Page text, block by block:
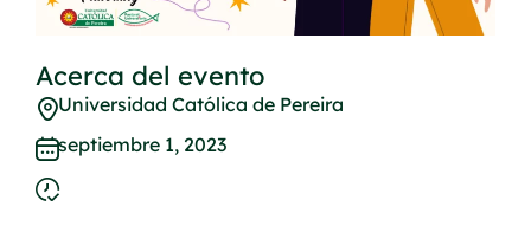
Acerca del evento
Universidad Católica de Pereira
septiembre 1, 2023